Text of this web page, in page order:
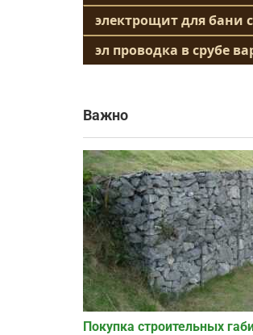
электрощит для бани
эл проводка в срубе
Важно
Покупка строительных